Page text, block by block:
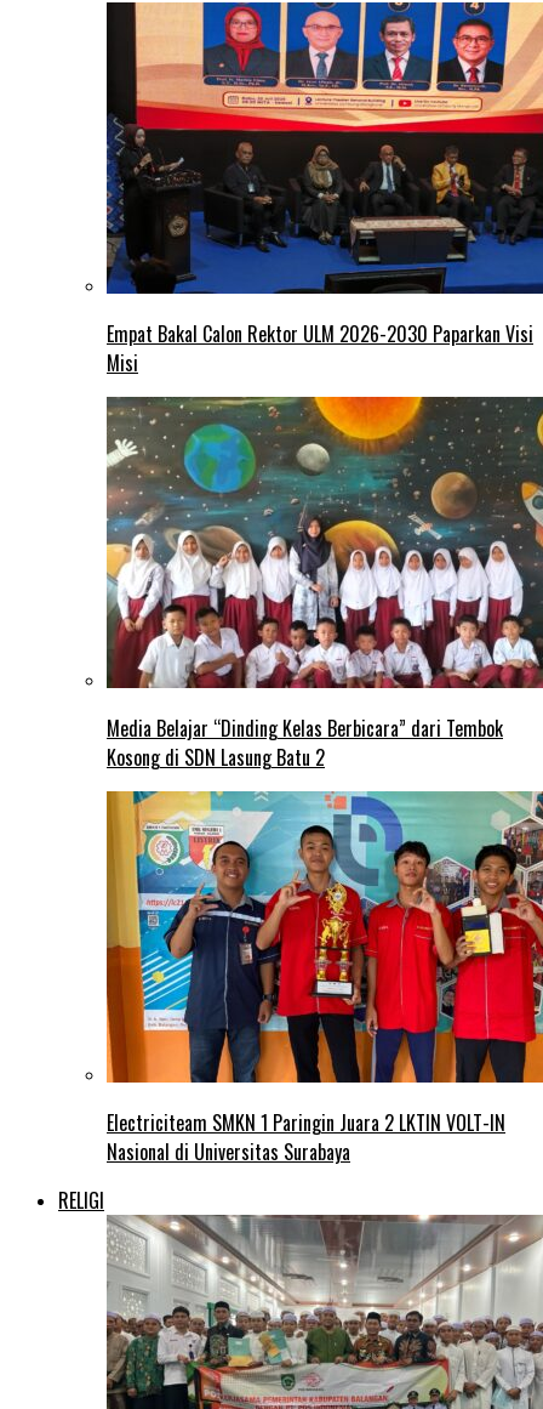
Empat Bakal Calon Rektor ULM 2026-2030 Paparkan Visi
Misi
Media Belajar “Dinding Kelas Berbicara” dari Tembok
Kosong di SDN Lasung Batu 2
Electriciteam SMKN 1 Paringin Juara 2 LKTIN VOLT-IN
Nasional di Universitas Surabaya
RELIGI